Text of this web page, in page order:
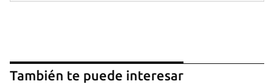
También te puede interesar